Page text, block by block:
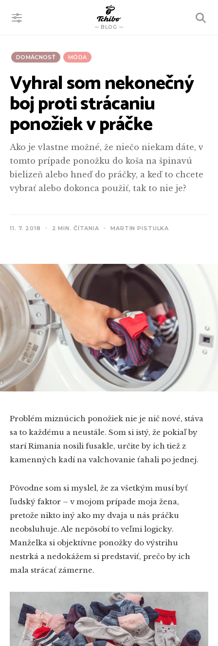
BLOG
VYHĽADÁVANIE
DOMÁCNOSŤ MÓDA
Vyhral som nekonečný
boj proti strácaniu
ponožiek v práčke
Ako je vlastne možné, že niečo niekam dáte, v
tomto prípade ponožku do koša na špinavú
bielizeň alebo hneď do práčky, a keď to chcete
vybrať alebo dokonca použiť, tak to nie je?
11. 7. 2018 2 MIN. ČÍTANIA MARTIN PISTULKA
Problém miznúcich ponožiek nie je nič nové, stáva
sa to každému a neustále. Som si istý, že pokiaľ by
starí Rimania nosili fusakle, určite by ich tiež z
kamenných kadí na valchovanie ťahali po jednej.
Pôvodne som si myslel, že za všetkým musí byť
ľudský faktor – v mojom prípade moja žena,
pretože nikto iný ako my dvaja u nás práčku
neobsluhuje. Ale nepôsobí to veľmi logicky.
Manželka si objektívne ponožky do výstrihu
nestrká a nedokážem si predstaviť, prečo by ich
mala strácať zámerne.